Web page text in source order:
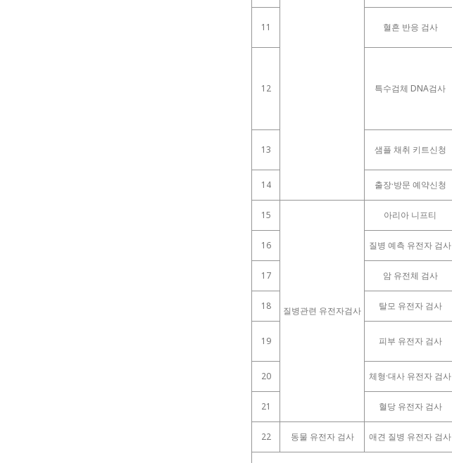
11 혈흔 반응 검사
12 특수검체 DNA검사
13 샘플 채취 키트신청
14 출장·방문 예약신청
15
질병관련 유전자검사
아리아 니프티
16 질병 예측 유전자 검사
17 암 유전체 검사
18 탈모 유전자 검사
19 피부 유전자 검사
20 체형·대사 유전자 검사
21 혈당 유전자 검사
22 동물 유전자 검사 애견 질병 유전자 검사